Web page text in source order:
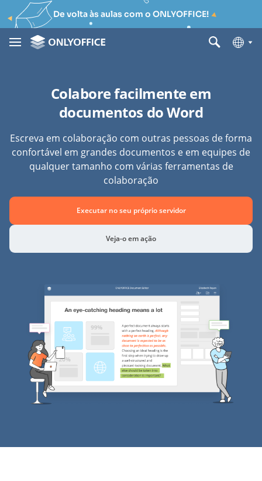
De volta às aulas com o ONLYOFFICE!
Colabore facilmente em
documentos do Word
Escreva em colaboração com outras pessoas de forma
confortável em grandes documentos e em equipes de
qualquer tamanho com várias ferramentas de
colaboração
Executar no seu próprio servidor
Veja-o em ação